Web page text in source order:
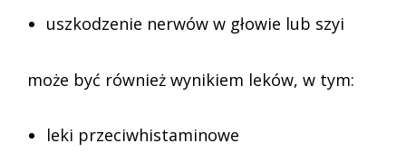
uszkodzenie nerwów w głowie lub szyi
może być również wynikiem leków, w tym:
leki przeciwhistaminowe